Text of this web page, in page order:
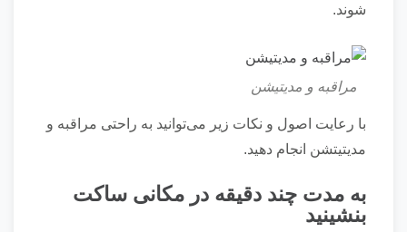
شوند.
مراقبه و مدیتیشن
با رعایت اصول و نکات زیر می‌توانید به راحتی مراقبه و
مدیتیتشن انجام دهید.
به مدت چند دقیقه در مکانی ساکت
بنشینید